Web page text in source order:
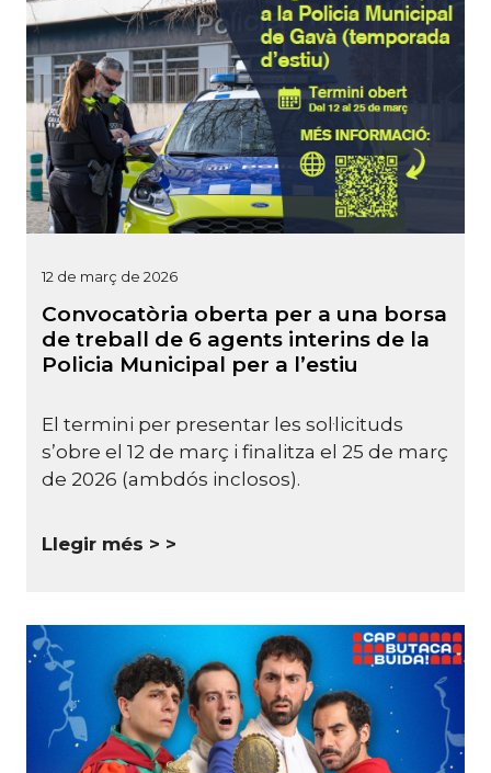
12 de març de 2026
Convocatòria oberta per a una borsa
de treball de 6 agents interins de la
Policia Municipal per a l’estiu
El termini per presentar les sol·licituds
s’obre el 12 de març i finalitza el 25 de març
de 2026 (ambdós inclosos).
Llegir més >